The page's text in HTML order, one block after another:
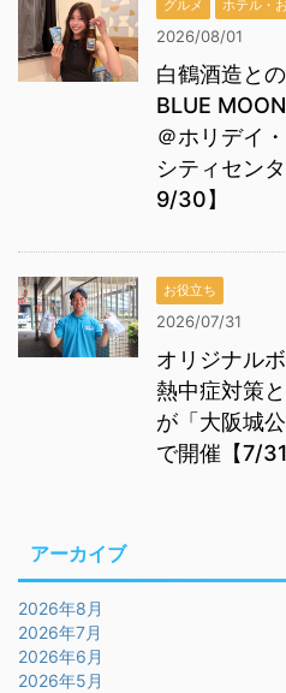
グルメ ホテル・
2026/08/01
白鶴酒造と
BLUE
＠ホリデイ
シティセン
9/30】
お役立ち
2026/07/31
オリジナル
熱中症対策
が「大阪城
で開催【7/
アーカイブ
2026年8月
2026年7月
2026年6月
2026年5月